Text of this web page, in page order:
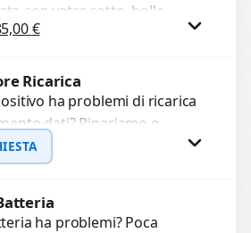
con vetro rotto, bolle,
nero o pixel morti?
prezzo originale era: 110,00 €.
€Il prezzo attuale è: 85,00 €.
Procedi
Ricarica
ha problemi di ricarica
dati? Ripariamo o
connettori di ricarica guasti,
danneggiati,...
Preventivo
ha problemi? Poca